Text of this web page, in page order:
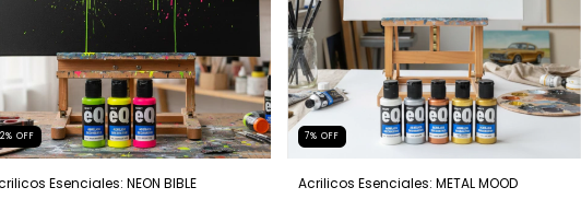
% OFF
Esenciales: NEON BIBLE
7%OFF
Acrilicos Esenciales: METAL MOOD